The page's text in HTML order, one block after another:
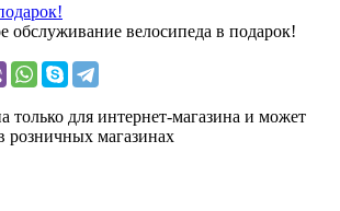
обслуживание велосипеда в подарок!
только для интернет-магазина и может
розничных магазинах